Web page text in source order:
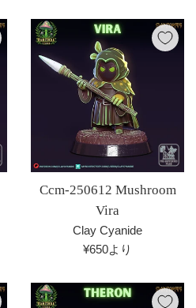
価
格
Ccm-250612 Mushroom
Vira
Clay Cyanide
¥650より